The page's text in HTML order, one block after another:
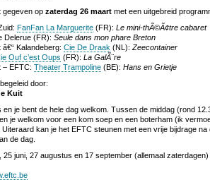
gegeven op zaterdag 26 maart met een uitgebreid
FanFan La Marguerite (FR): Le mini-thÃ©Ã¢tre cabaret
Delerue (FR): Seule dans mon phare Breton
Kalandeberg: Cie De Draak (NL): Zeecontainer
Ouf c’est Oups (FR): La GalÃ¨re
– EFTC: Theater Trampoline (BE): Hans en Grietje
door:
Kuit
en je bent de hele dag welkom. Tussen de middag (rond
je welkom voor een kom soep en een boterham (ik
kan je het EFTC steunen met een vrije bijdrage na
de dag.
25 juni, 27 augustus en 17 september (allemaal zaterdagen)